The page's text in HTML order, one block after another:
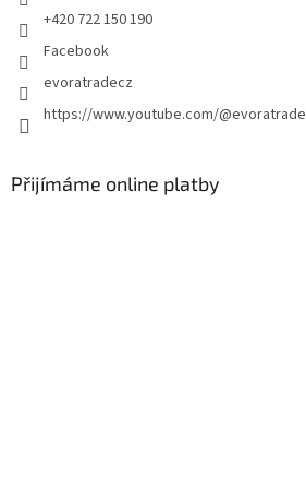
+420 722 150 190
Facebook
evoratradecz
https://www.youtube.com/@evoratrade
Přijímáme online platby